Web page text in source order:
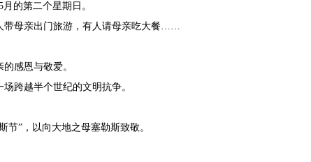
的第二个星期日。
带母亲出门旅游，有人请母亲吃大餐……
感恩与敬爱。
跨越半个世纪的文明抗争。
”，以向大地之母塞勒斯致敬。